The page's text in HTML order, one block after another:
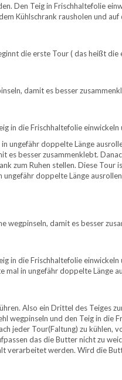
Den Teig in Frischhaltefolie
Kühlschrank rausholen und
die erste Tour ( das heißt
damit es besser
in die Frischhaltefolie
ungefähr doppelte Länge
es besser zusammenklebt.
zum Ruhen stellen. Diese Tour
ungefähr doppelte Länge
wegpinseln, damit es besser
in die Frischhaltefolie
mal in ungefähr doppelte Länge
Also ein Drittel des Teiges
wegpinseln und den Teig in die
jeder Tour(Faltung) zu kühlen,
das die Butter nicht zu
verarbeitet werden. Wird die